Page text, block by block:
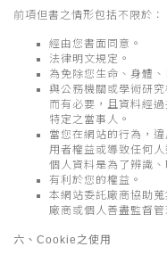
前項但書之情形包括不限於：
經由您書面同意。
法律明文規定。
為免除您生命、身體
與公務機關或學術研
而有必要，且資料經
特定之當事人。
當您在網站的行為，
用者權益或導致任何
個人資料是為了辨識
有利於您的權益。
本網站委託廠商協助
廠商或個人善盡監督管
六、Cookie之使用